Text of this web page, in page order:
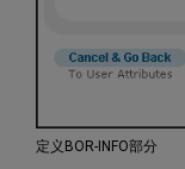
定义BOR-INFO部分